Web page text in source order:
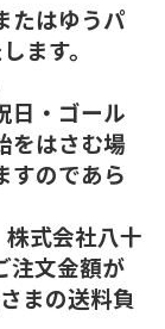
たはゆうパ
ます。
日・ゴール
をはさむ場
すのであら
式会社八十
注文金額が
まの送料負